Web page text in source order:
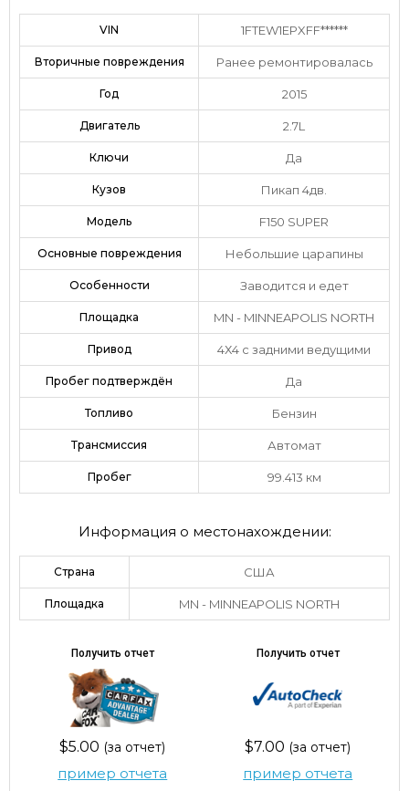
VIN 1FTEW1EPXFF******
Вторичные повреждения Ранее ремонтировалась
Год 2015
Двигатель 2.7L
Ключи Да
Кузов Пикап 4дв.
Модель F150 SUPER
Основные повреждения Небольшие царапины
Особенности Заводится и едет
Площадка MN - MINNEAPOLIS NORTH
Привод 4Х4 с задними ведущими
Пробег подтверждён Да
Топливо Бензин
Трансмиссия Автомат
Пробег 99.413 км
Информация о местонахождении:
Страна США
Площадка MN - MINNEAPOLIS NORTH
Получить отчет
$5.00 (за отчет)
пример отчета
Получить отчет
$7.00 (за отчет)
пример отчета